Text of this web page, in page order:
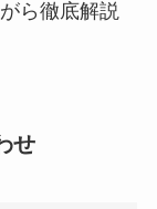
ら徹底解説
せ